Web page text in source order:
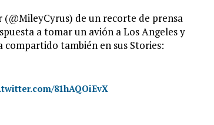
de un recorte de prensa
a tomar un avión a Los Angeles y
también en sus Stories:
81hAQOiEvX